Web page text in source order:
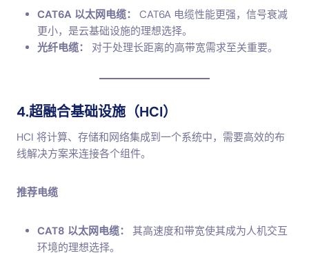
CAT6A 以太网电缆：
CAT6A 电缆性能更强，信号衰减
更小，是云基础设施的理想选择。
光纤电缆：
对于处理长距离的高带宽需求至关重要。
4.超融合基础设施（HCI）
HCI 将计算、存储和网络集成到一个系统中，需要高效的布
线解决方案来连接各个组件。
推荐电缆
CAT8 以太网电缆：
其高速度和带宽使其成为人机交互
环境的理想选择。